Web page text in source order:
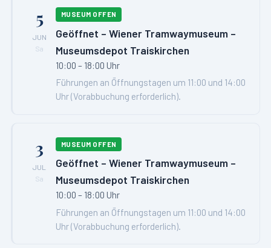
5
JUN
Sa
MUSEUM OFFEN
Geöffnet – Wiener Tramwaymuseum –
Museumsdepot Traiskirchen
10:00 – 18:00 Uhr
Führungen an Öffnungstagen um 11:00 und 14:00
Uhr (Vorabbuchung erforderlich).
3
JUL
Sa
MUSEUM OFFEN
Geöffnet – Wiener Tramwaymuseum –
Museumsdepot Traiskirchen
10:00 – 18:00 Uhr
Führungen an Öffnungstagen um 11:00 und 14:00
Uhr (Vorabbuchung erforderlich).